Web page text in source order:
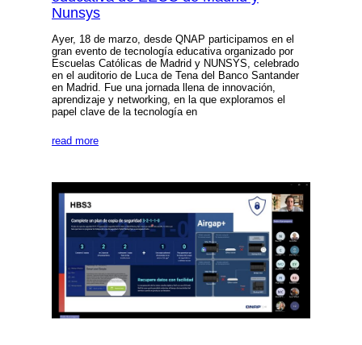
Nunsys
Ayer, 18 de marzo, desde QNAP participamos en el
gran evento de tecnología educativa organizado por
Escuelas Católicas de Madrid y NUNSYS, celebrado
en el auditorio de Luca de Tena del Banco Santander
en Madrid. Fue una jornada llena de innovación,
aprendizaje y networking, en la que exploramos el
papel clave de la tecnología en
read more